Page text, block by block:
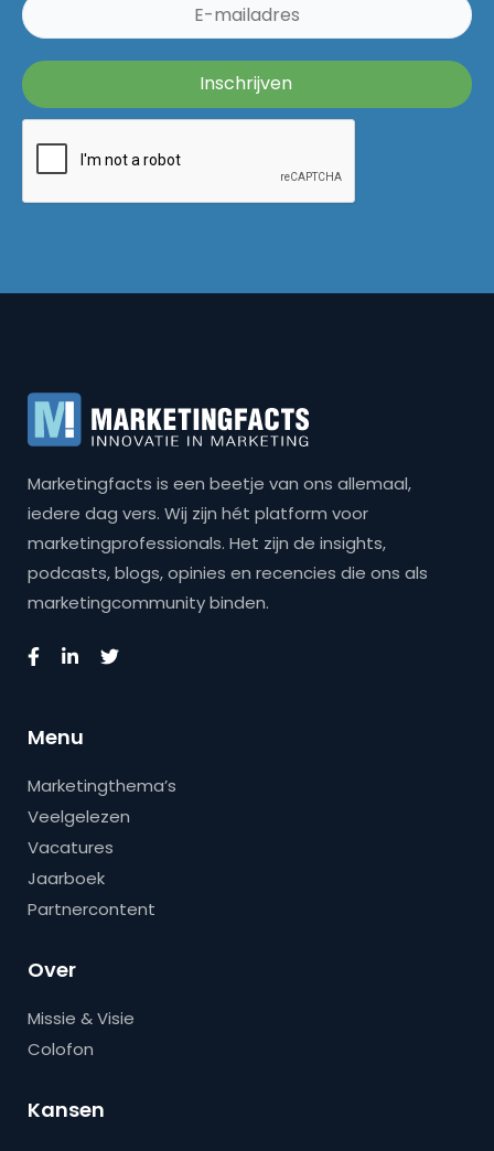
Marketingfacts is een beetje van ons allemaal,
iedere dag vers. Wij zijn hét platform voor
marketingprofessionals. Het zijn de insights,
podcasts, blogs, opinies en recencies die ons als
marketingcommunity binden.
Menu
Marketingthema’s
Veelgelezen
Vacatures
Jaarboek
Partnercontent
Over
Missie & Visie
Colofon
Kansen